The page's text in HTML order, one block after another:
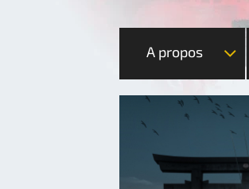
A propos